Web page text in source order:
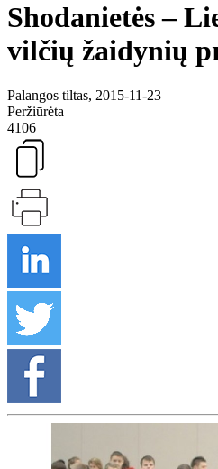
Shodanietės –
vilčių žaidynių
Palangos tiltas, 2015-11-23
Peržiūrėta
4106